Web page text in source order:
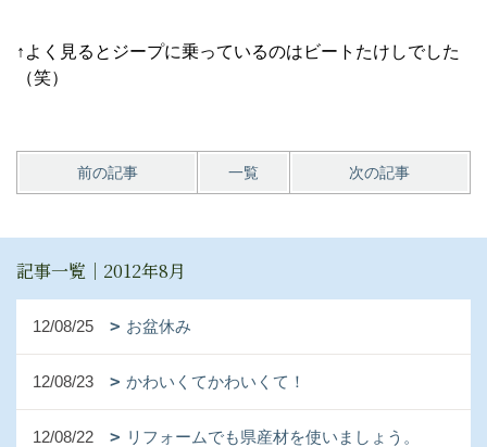
↑よく見るとジープに乗っているのはビートたけしでした
（笑）
前の記事 一覧 次の記事
記事一覧｜2012年8月
12/08/25 お盆休み
12/08/23 かわいくてかわいくて！
12/08/22 リフォームでも県産材を使いましょう。